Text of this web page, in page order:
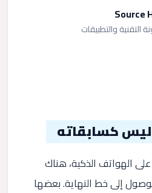
Source
التقنية والتطبيقات
كسابقاته
الهواتف الذكية، هناك
إلى خط النهاية. بعضها